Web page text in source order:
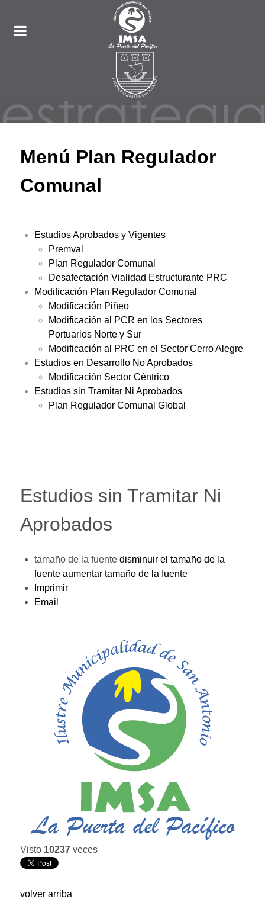
Menú Plan Regulador
Comunal
Estudios Aprobados y Vigentes
Premval
Plan Regulador Comunal
Desafectación Vialidad Estructurante PRC
Modificación Plan Regulador Comunal
Modificación Piñeo
Modificación al PCR en los Sectores
Portuarios Norte y Sur
Modificación al PRC en el Sector Cerro Alegre
Estudios en Desarrollo No Aprobados
Modificación Sector Céntrico
Estudios sin Tramitar Ni Aprobados
Plan Regulador Comunal Global
Estudios sin Tramitar Ni
Aprobados
tamaño de la fuente disminuir el tamaño de la
fuente aumentar tamaño de la fuente
Imprimir
Email
Visto 10237 veces
volver arriba